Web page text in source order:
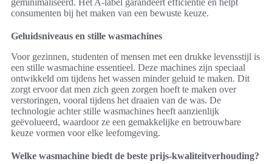
geminimaliseerd. Het A-label garandeert efficiëntie en helpt
consumenten bij het maken van een bewuste keuze.
Geluidsniveaus en stille wasmachines
Voor gezinnen, studenten of mensen met een drukke levensstijl is
een stille wasmachine essentieel. Deze machines zijn speciaal
ontwikkeld om tijdens het wassen minder geluid te maken. Dit
zorgt ervoor dat men zich geen zorgen hoeft te maken over
verstoringen, vooral tijdens het draaien van de was. De
technologie achter stille wasmachines heeft aanzienlijk
geëvolueerd, waardoor ze een gemakkelijke en betrouwbare
keuze vormen voor elke leefomgeving.
Welke wasmachine biedt de beste prijs-kwaliteitverhouding?